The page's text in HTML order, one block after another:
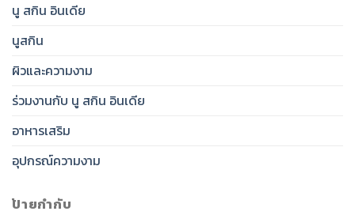
นู สกิน อินเดีย
นูสกิน
ผิวและความงาม
ร่วมงานกับ นู สกิน อินเดีย
อาหารเสริม
อุปกรณ์ความงาม
ป้ายกำกับ